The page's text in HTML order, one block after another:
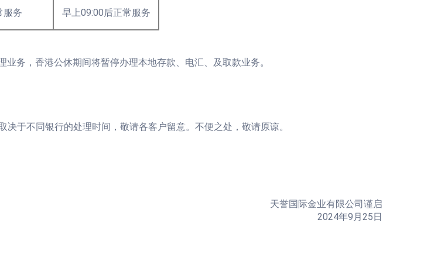
服务 早上09:00后正常服务
务，香港公休期间将暂停办理本地存款、电汇、及取款业务。
于不同银行的处理时间，敬请各客户留意。不便之处，敬请原谅。
天誉国际金业有限公司谨启
2024年9月25日